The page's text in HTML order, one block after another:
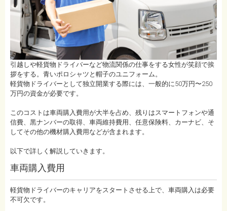
引越しや軽貨物ドライバーなど物流関係の仕事をする女性が笑顔で挨
拶をする。青いポロシャツと帽子のユニフォーム。
軽貨物ドライバーとして独立開業する際には、一般的に50万円〜250
万円の資金が必要です。
このコストは車両購入費用が大半を占め、残りはスマートフォンや通
信費、黒ナンバーの取得、車両維持費用、任意保険料、カーナビ、そ
してその他の機材購入費用などが含まれます。
以下で詳しく解説していきます。
車両購入費用
軽貨物ドライバーのキャリアをスタートさせる上で、車両購入は必要
不可欠です。